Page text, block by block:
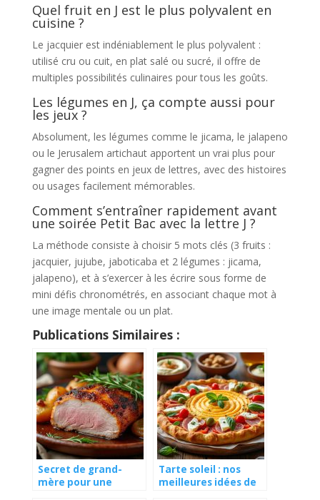
Quel fruit en J est le plus polyvalent en
cuisine ?
Le jacquier est indéniablement le plus polyvalent :
utilisé cru ou cuit, en plat salé ou sucré, il offre de
multiples possibilités culinaires pour tous les goûts.
Les légumes en J, ça compte aussi pour
les jeux ?
Absolument, les légumes comme le jicama, le jalapeno
ou le Jerusalem artichaut apportent un vrai plus pour
gagner des points en jeux de lettres, avec des histoires
ou usages facilement mémorables.
Comment s’entraîner rapidement avant
une soirée Petit Bac avec la lettre J ?
La méthode consiste à choisir 5 mots clés (3 fruits :
jacquier, jujube, jaboticaba et 2 légumes : jicama,
jalapeno), et à s’exercer à les écrire sous forme de
mini défis chronométrés, en associant chaque mot à
une image mentale ou un plat.
Publications Similaires :
Secret de grand-
mère pour une
Tarte soleil : nos
meilleures idées de